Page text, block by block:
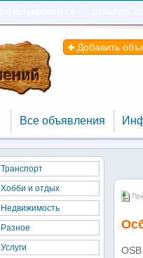
Добавить
Все объявления
Все объявления
Транспорт
Хобби и отдых
Недвижимость
Разное
Услуги